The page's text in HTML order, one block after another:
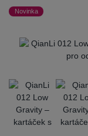
Novinka